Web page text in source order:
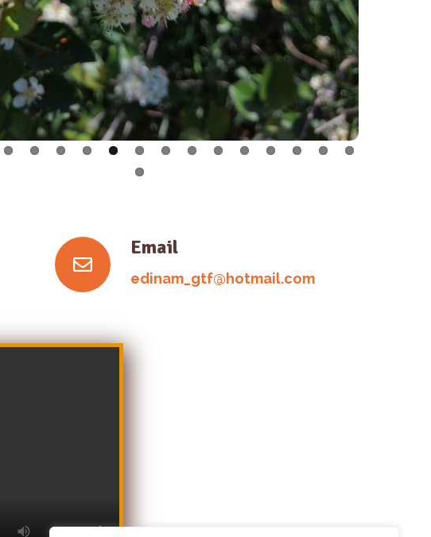
Email
edinam_gtf@hotmail.com